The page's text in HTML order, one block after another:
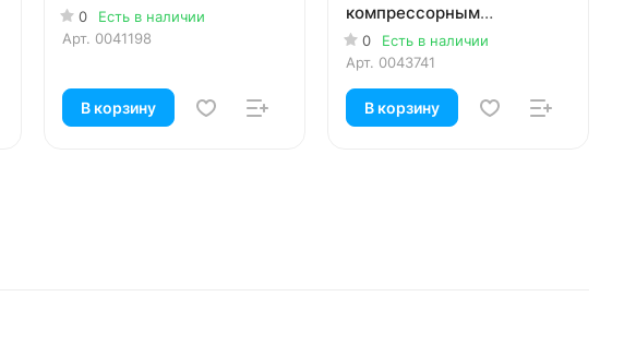
0
Есть в наличии
Арт. 0041198
В корзину
компрессорным
охлаждением
0
Есть в наличии
Арт. 0043741
В корзину